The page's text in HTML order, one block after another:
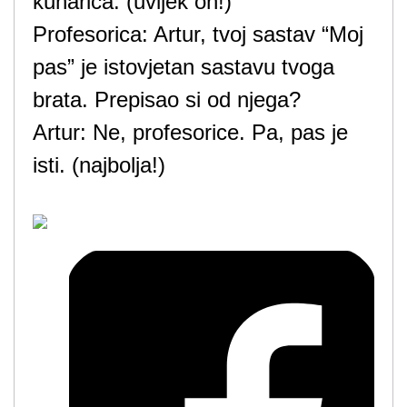
Profesorica: Artur, tvoj sastav “Moj
pas” je istovjetan sastavu tvoga
brata. Prepisao si od njega?
Artur: Ne, profesorice. Pa, pas je
isti. (najbolja!)